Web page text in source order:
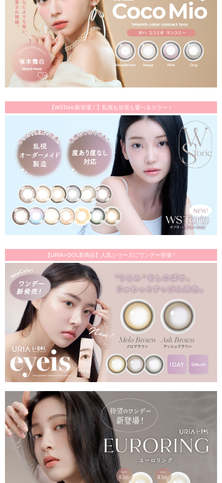
【WSToric新登場！】乱視も近視も選べるカラー！
【URIA i-DOL新商品】人気シリーズにワンデー登場！